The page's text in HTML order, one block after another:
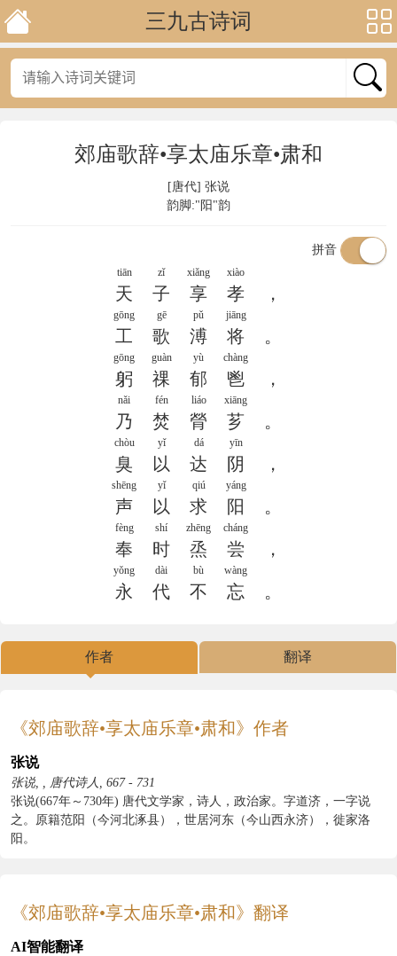
三九古诗词
郊庙歌辞•享太庙乐章•肃和
[唐代] 张说
韵脚:"阳"韵
拼音
tiān zǐ xiǎng xiào
天 子 享 孝 ，
gōng gē pǔ jiāng
工 歌 溥 将 。
gōng guàn yù chàng
躬 祼 郁 鬯 ，
nǎi fén liáo xiāng
乃 焚 膋 芗 。
chòu yǐ dá yīn
臭 以 达 阴 ，
shēng yǐ qiú yáng
声 以 求 阳 。
fèng shí zhēng cháng
奉 时 烝 尝 ，
yǒng dài bù wàng
永 代 不 忘 。
作者 翻译
《郊庙歌辞•享太庙乐章•肃和》作者
张说
张说, , 唐代诗人, 667 - 731
张说(667年～730年) 唐代文学家，诗人，政治家。字道济，一字说
之。原籍范阳（今河北涿县），世居河东（今山西永济），徙家洛
阳。
《郊庙歌辞•享太庙乐章•肃和》翻译
AI智能翻译